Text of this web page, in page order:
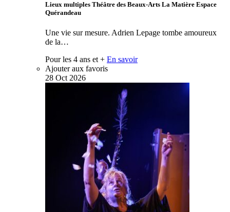
Lieux multiples Théâtre des Beaux-Arts La Matière Espace
Quérandeau
Une vie sur mesure. Adrien Lepage tombe amoureux
de la…
Pour les 4 ans et + En savoir
Ajouter aux favoris
28 Oct 2026